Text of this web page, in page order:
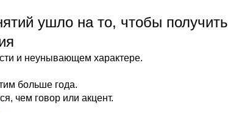
ушло на то, чтобы получить
и неунывающем характере.
больше года.
чем говор или акцент.